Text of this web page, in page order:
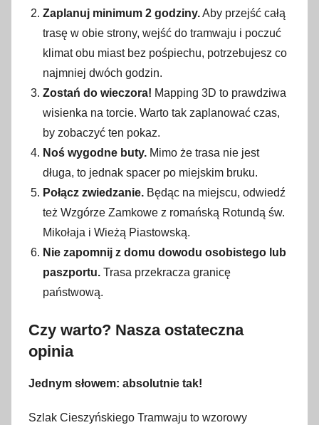
Zaplanuj minimum 2 godziny.Aby przejść całą
trasę w obie strony, wejść do tramwaju i poczuć
klimat obu miast bez pośpiechu, potrzebujesz co
najmniej dwóch godzin.
Zostań do wieczora! Mapping 3D to prawdziwa
wisienka na torcie. Warto tak zaplanować czas,
by zobaczyć ten pokaz.
Noś wygodne buty. Mimo że trasa nie jest
długa, to jednak spacer po miejskim bruku.
Połącz zwiedzanie. Będąc na miejscu, odwiedź
też Wzgórze Zamkowe z romańską Rotundą św.
Mikołaja i Wieżą Piastowską.
Nie zapomnij z domu dowodu osobistego lub
paszportu. Trasa przekracza granicę
państwową.
Czy warto? Nasza ostateczna
opinia
Jednym słowem: absolutnie tak!
Szlak Cieszyńskiego Tramwaju to wzorowy